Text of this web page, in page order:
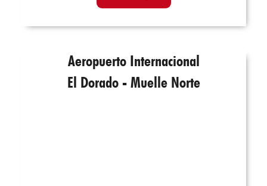
Aeropuerto Internacional
El Dorado - Muelle Norte